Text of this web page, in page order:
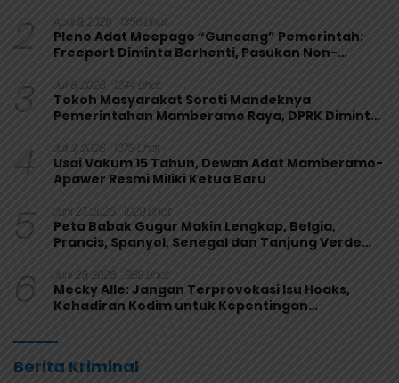
2 April 9, 2026 1356 Lihat
Pleno Adat Meepago “Guncang” Pemerintah:
Freeport Diminta Berhenti, Pasukan Non-
3 Juli 6, 2026 1244 Lihat
Tokoh Masyarakat Soroti Mandeknya
Pemerintahan Mamberamo Raya, DPRK Diminta
4 Juli 2, 2026 1073 Lihat
Usai Vakum 15 Tahun, Dewan Adat Mamberamo-
Apawer Resmi Miliki Ketua Baru
5 Juni 27, 2026 1029 Lihat
Peta Babak Gugur Makin Lengkap, Belgia,
Prancis, Spanyol, Senegal dan Tanjung Verde
6 Juni 29, 2026 989 Lihat
Mecky Alle: Jangan Terprovokasi Isu Hoaks,
Kehadiran Kodim untuk Kepentingan
Berita Kriminal